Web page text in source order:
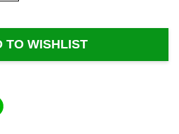
TO WISHLIST